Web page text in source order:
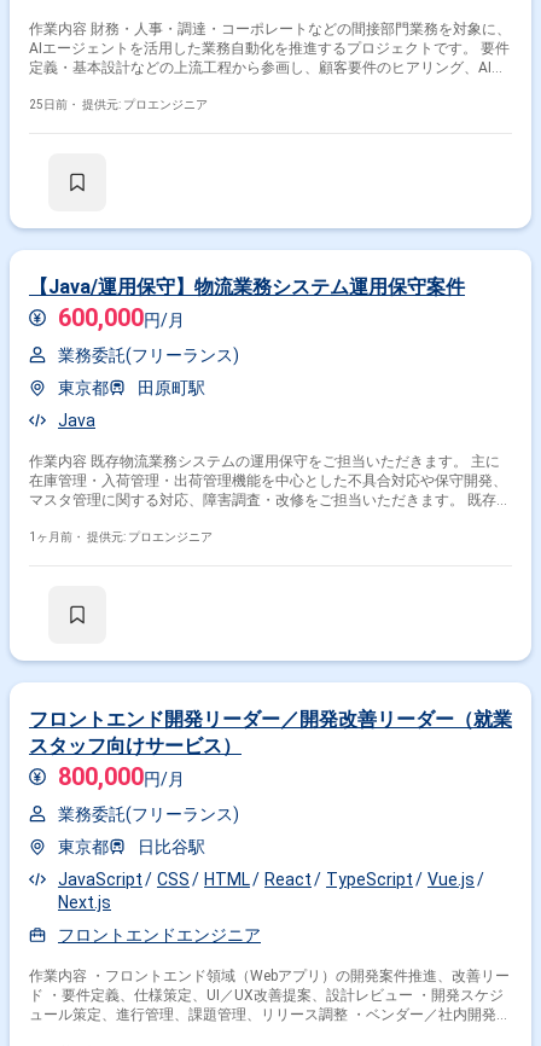
作業内容 財務・人事・調達・コーポレートなどの間接部門業務を対象に、
AIエージェントを活用した業務自動化を推進するプロジェクトです。 要件
定義・基本設計などの上流工程から参画し、顧客要件のヒアリング、AIエ
担当いただきます。 主体的に顧客とコミュニケーションを取りながら、AI
AIワークフロー構築 ・テスト、リリース対応 言語：Python、TypeScript、
25日前・ 提供元: プロエンジニア
【Java/運用保守】物流業務システム運用保守案件
600,000円/月
業務委託(フリーランス)
東京都
田原町駅
Java
作業内容 既存物流業務システムの運用保守をご担当いただきます。 主に
在庫管理・入荷管理・出荷管理機能を中心とした不具合対応や保守開発、
マスタ管理に関する対応、障害調査・改修をご担当いただきます。 既存運
Vue.js（尚可） データベース：SQL（DB製品不明） インフラ：- バージョ
1ヶ月前・ 提供元: プロエンジニア
フロントエンド開発リーダー／開発改善リーダー（就業
スタッフ向けサービス）
800,000円/月
業務委託(フリーランス)
東京都
日比谷駅
JavaScript
CSS HTML React TypeScript
Vue.js
Next.js
フロントエンドエンジニア
作業内容 ・フロントエンド領域（Webアプリ）の開発案件推進、改善リー
ド ・要件定義、仕様策定、UI／UX改善提案、設計レビュー ・開発スケジ
ュール策定、進行管理、課題管理、リリース調整 ・ベンダー／社内開発チ